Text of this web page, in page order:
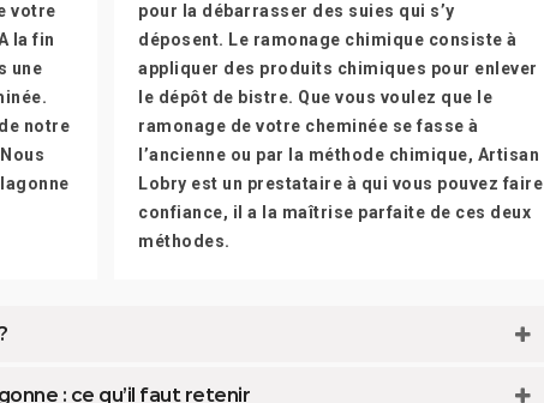
votre
la fin
une
notre
pour la débarrasser des suies qui s’y
déposent. Le ramonage chimique consiste à
appliquer des produits chimiques pour enlever
le dépôt de bistre. Que vous voulez que le
ramonage de votre cheminée se fasse à
l’ancienne ou par la méthode chimique, Artisan
Lobry est un prestataire à qui vous pouvez faire
confiance, il a la maîtrise parfaite de ces deux
méthodes.
: ce qu’il faut retenir